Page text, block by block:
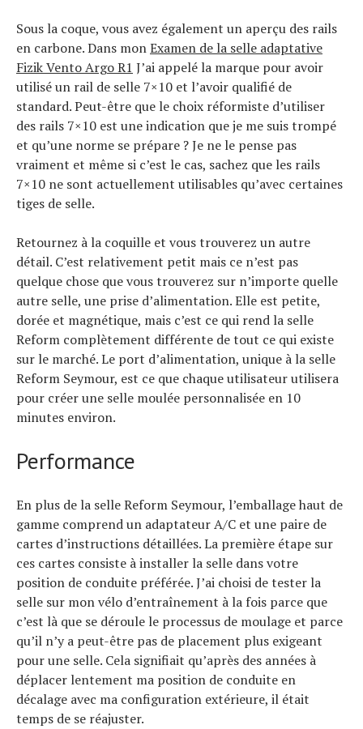
Sous la coque, vous avez également un aperçu des rails
en carbone. Dans monExamen de la selle adaptative
Fizik Vento Argo R1 J’ai appelé la marque pour avoir
utilisé un rail de selle 7×10 et l’avoir qualifié de
standard. Peut-être que le choix réformiste d’utiliser
des rails 7×10 est une indication que je me suis trompé
et qu’une norme se prépare ? Je ne le pense pas
vraiment et même si c’est le cas, sachez que les rails
7×10 ne sont actuellement utilisables qu’avec certaines
tiges de selle.
Retournez à la coquille et vous trouverez un autre
détail. C’est relativement petit mais ce n’est pas
quelque chose que vous trouverez sur n’importe quelle
autre selle, une prise d’alimentation. Elle est petite,
dorée et magnétique, mais c’est ce qui rend la selle
Reform complètement différente de tout ce qui existe
sur le marché. Le port d’alimentation, unique à la selle
Reform Seymour, est ce que chaque utilisateur utilisera
pour créer une selle moulée personnalisée en 10
minutes environ.
Performance
En plus de la selle Reform Seymour, l’emballage haut de
gamme comprend un adaptateur A/C et une paire de
cartes d’instructions détaillées. La première étape sur
ces cartes consiste à installer la selle dans votre
position de conduite préférée. J’ai choisi de tester la
selle sur mon vélo d’entraînement à la fois parce que
c’est là que se déroule le processus de moulage et parce
qu’il n’y a peut-être pas de placement plus exigeant
pour une selle. Cela signifiait qu’après des années à
déplacer lentement ma position de conduite en
décalage avec ma configuration extérieure, il était
temps de se réajuster.